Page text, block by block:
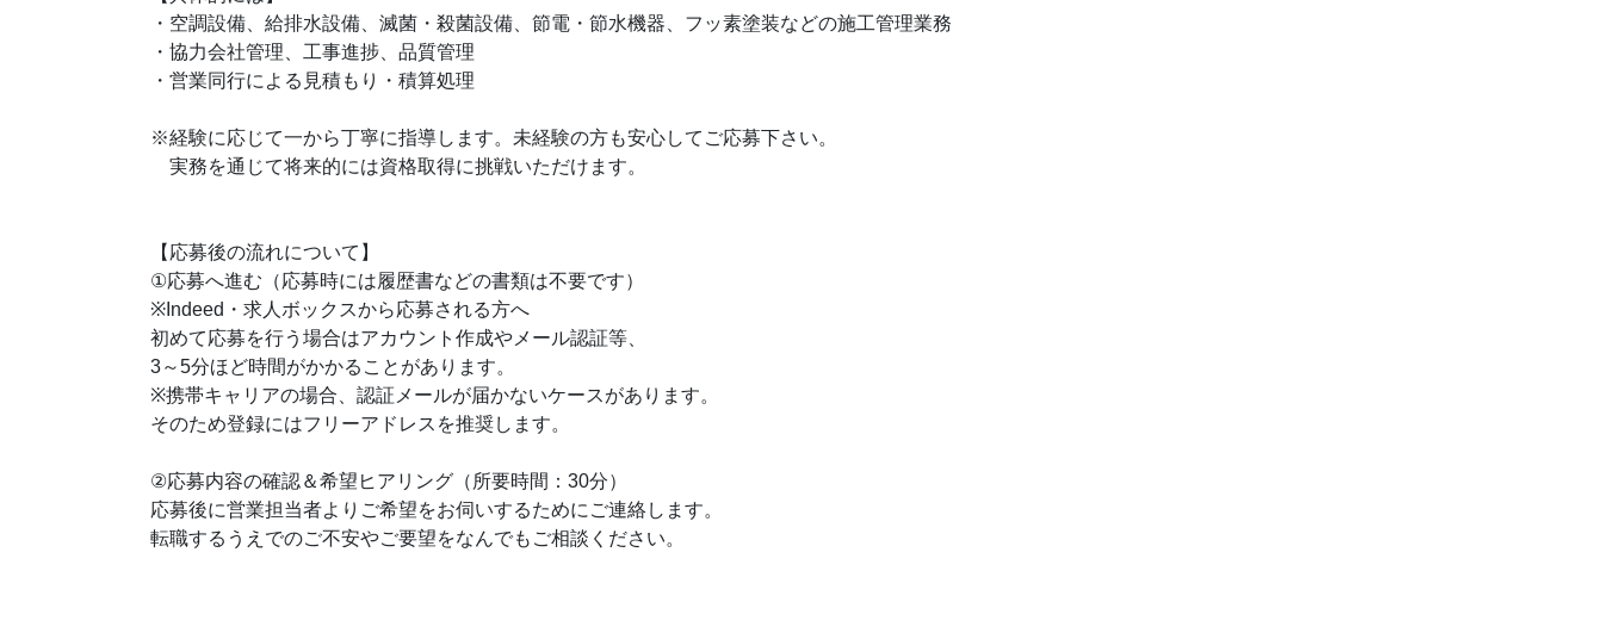
・空調設備、給排水設備、滅菌・殺菌設備、節電・節水機器、フッ素塗装などの施工管理業務
・協力会社管理、工事進捗、品質管理
・営業同行による見積もり・積算処理
※経験に応じて一から丁寧に指導します。未経験の方も安心してご応募下さい。
実務を通じて将来的には資格取得に挑戦いただけます。
【応募後の流れについて】
①応募へ進む（応募時には履歴書などの書類は不要です）
※Indeed・求人ボックスから応募される方へ
初めて応募を行う場合はアカウント作成やメール認証等、
3～5分ほど時間がかかることがあります。
※携帯キャリアの場合、認証メールが届かないケースがあります。
そのため登録にはフリーアドレスを推奨します。
②応募内容の確認＆希望ヒアリング（所要時間：30分）
応募後に営業担当者よりご希望をお伺いするためにご連絡します。
転職するうえでのご不安やご要望をなんでもご相談ください。